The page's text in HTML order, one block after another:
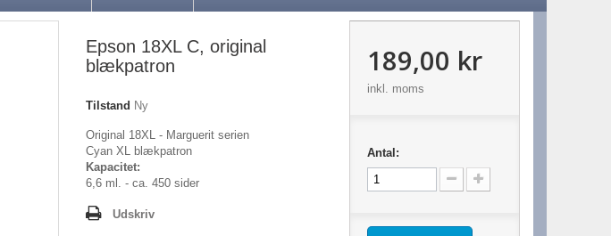
Epson 18XL C, original
blækpatron
Tilstand Ny
Original 18XL - Marguerit serien
Cyan XL blækpatron
Kapacitet:
6,6 ml. - ca. 450 sider
Udskriv
189,00 kr
inkl. moms
Antal: